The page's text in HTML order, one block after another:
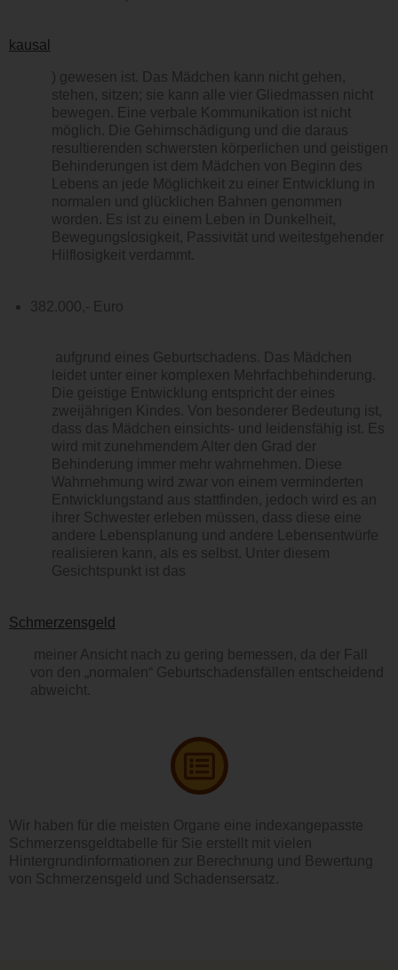
kausal
) gewesen ist. Das Mädchen kann nicht gehen,
stehen, sitzen; sie kann alle vier Gliedmassen nicht
bewegen. Eine verbale Kommunikation ist nicht
möglich. Die Gehirnschädigung und die daraus
resultierenden schwersten körperlichen und geistigen
Behinderungen ist dem Mädchen von Beginn des
Lebens an jede Möglichkeit zu einer Entwicklung in
normalen und glücklichen Bahnen genommen
worden. Es ist zu einem Leben in Dunkelheit,
Bewegungslosigkeit, Passivität und weitestgehender
Hilflosigkeit verdammt.
382.000,- Euro
aufgrund eines Geburtschadens. Das Mädchen
leidet unter einer komplexen Mehrfachbehinderung.
Die geistige Entwicklung entspricht der eines
zweijährigen Kindes. Von besonderer Bedeutung ist,
dass das Mädchen einsichts- und leidensfähig ist. Es
wird mit zunehmendem Alter den Grad der
Behinderung immer mehr wahrnehmen. Diese
Wahrnehmung wird zwar von einem verminderten
Entwicklungstand aus stattfinden, jedoch wird es an
ihrer Schwester erleben müssen, dass diese eine
andere Lebensplanung und andere Lebensentwürfe
realisieren kann, als es selbst. Unter diesem
Gesichtspunkt ist das
Schmerzensgeld
meiner Ansicht nach zu gering bemessen, da der Fall
von den „normalen“ Geburtschadensfällen entscheidend
abweicht.
Wir haben für die meisten Organe eine indexangepasste
Schmerzensgeldtabelle für Sie erstellt mit vielen
Hintergrundinformationen zur Berechnung und Bewertung
von Schmerzensgeld und Schadensersatz.